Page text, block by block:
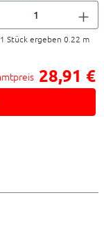
1 Stück ergeben 0.22 m
28,91 €